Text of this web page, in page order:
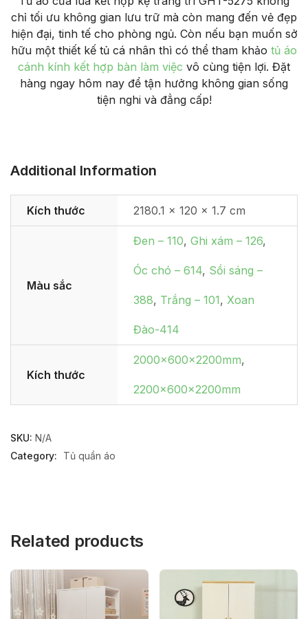
chỉ tối ưu không gian lưu trữ mà còn mang đến vẻ đẹp
hiện đại, tinh tế cho phòng ngủ. Còn nếu bạn muốn sở
hữu một thiết kế tủ cá nhân thì có thể tham khảo tủ áo
cánh kính kết hợp bàn làm việc vô cùng tiện lợi. Đặt
hàng ngay hôm nay để tận hưởng không gian sống
tiện nghi và đẳng cấp!
Additional Information
Kích thước 2180.1 × 120 × 1.7 cm
Màu sắc
Đen – 110, Ghi xám – 126,
Óc chó – 614, Sồi sáng –
388, Trắng – 101, Xoan
Đào-414
Kích thước
2000x600x2200mm,
2200x600x2200mm
SKU: N/A
Category:
Tủ quần áo
Related products